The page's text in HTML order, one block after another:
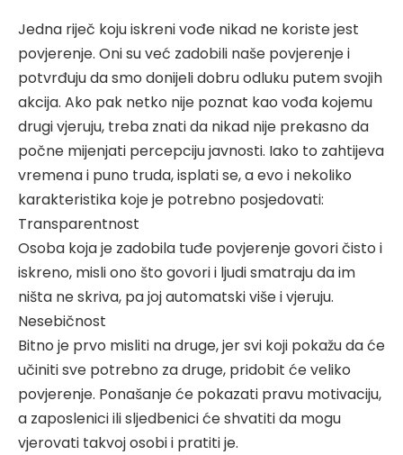
Jedna riječ koju iskreni vođe nikad ne koriste jest
povjerenje. Oni su već zadobili naše povjerenje i
potvrđuju da smo donijeli dobru odluku putem svojih
akcija. Ako pak netko nije poznat kao vođa kojemu
drugi vjeruju, treba znati da nikad nije prekasno da
počne mijenjati percepciju javnosti. Iako to zahtijeva
vremena i puno truda, isplati se, a evo i nekoliko
karakteristika koje je potrebno posjedovati:
Transparentnost
Osoba koja je zadobila tuđe povjerenje govori čisto i
iskreno, misli ono što govori i ljudi smatraju da im
ništa ne skriva, pa joj automatski više i vjeruju.
Nesebičnost
Bitno je prvo misliti na druge, jer svi koji pokažu da će
učiniti sve potrebno za druge, pridobit će veliko
povjerenje. Ponašanje će pokazati pravu motivaciju,
a zaposlenici ili sljedbenici će shvatiti da mogu
vjerovati takvoj osobi i pratiti je.